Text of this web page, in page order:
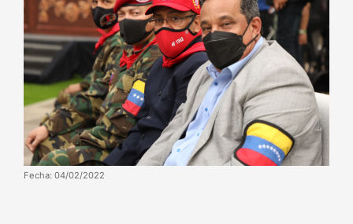
Fecha: 04/02/2022